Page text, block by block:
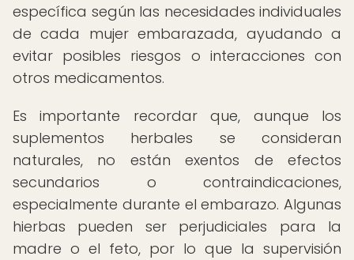
específica según las necesidades individuales
de cada mujer embarazada, ayudando a
evitar posibles riesgos o interacciones con
otros medicamentos.
Es importante recordar que, aunque los
suplementos herbales se consideran
naturales, no están exentos de efectos
secundarios o contraindicaciones,
especialmente durante el embarazo. Algunas
hierbas pueden ser perjudiciales para la
madre o el feto, por lo que la supervisión